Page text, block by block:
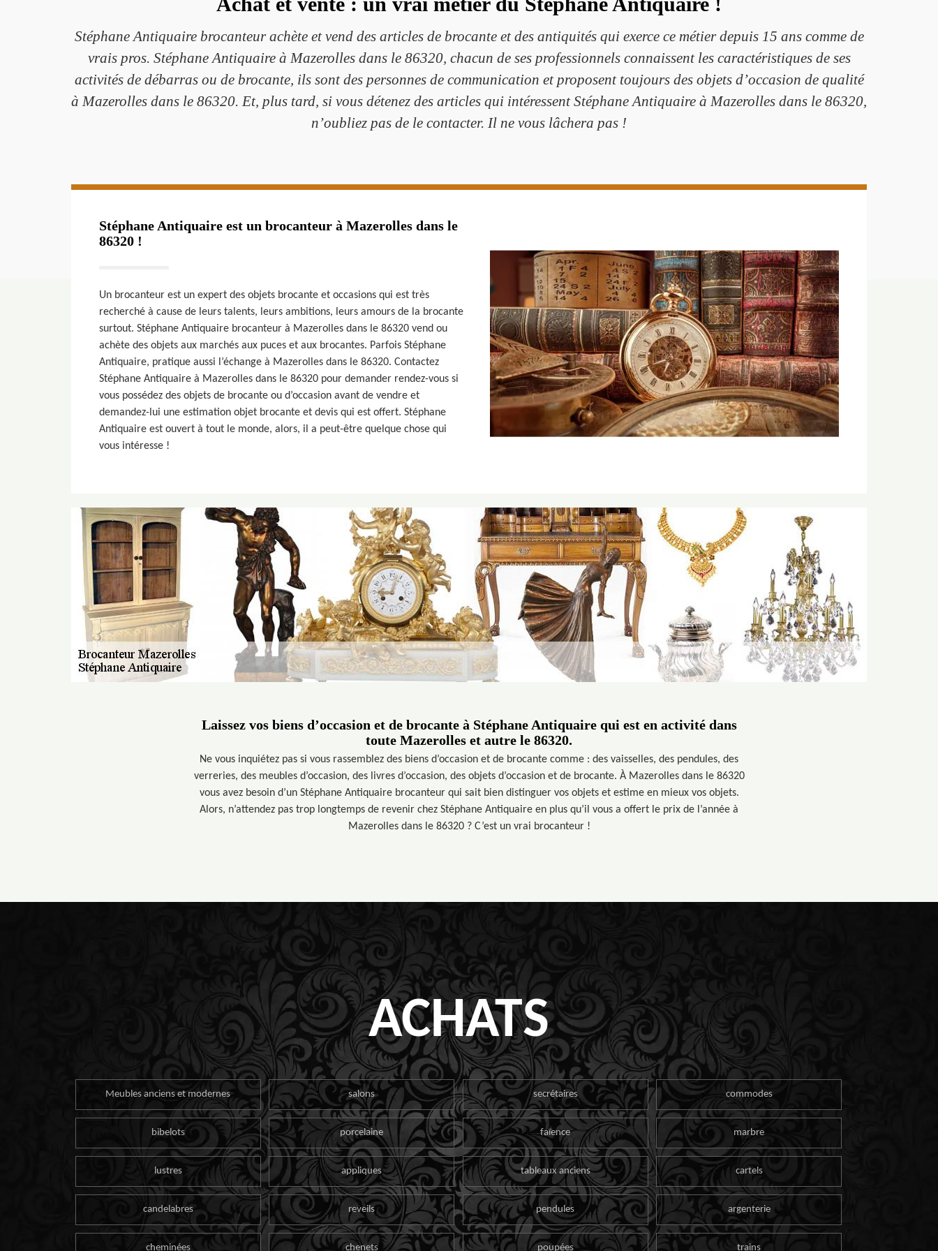
Stéphane Antiquaire brocanteur achète et vend des articles de brocante et des antiquités qui exerce ce métier depuis 15 ans comme de
vrais pros. Stéphane Antiquaire à Mazerolles dans le 86320, chacun de ses professionnels connaissent les caractéristiques de ses
activités de débarras ou de brocante, ils sont des personnes de communication et proposent toujours des objets d’occasion de qualité
à Mazerolles dans le 86320. Et, plus tard, si vous détenez des articles qui intéressent Stéphane Antiquaire à Mazerolles dans le 86320,
n’oubliez pas de le contacter. Il ne vous lâchera pas !
Stéphane Antiquaire est un brocanteur à Mazerolles dans le
86320 !
Un brocanteur est un expert des objets brocante et occasions qui est très
recherché à cause de leurs talents, leurs ambitions, leurs amours de la brocante
surtout. Stéphane Antiquaire brocanteur à Mazerolles dans le 86320 vend ou
achète des objets aux marchés aux puces et aux brocantes. Parfois Stéphane
Antiquaire, pratique aussi l’échange à Mazerolles dans le 86320. Contactez
Stéphane Antiquaire à Mazerolles dans le 86320 pour demander rendez-vous si
vous possédez des objets de brocante ou d’occasion avant de vendre et
demandez-lui une estimation objet brocante et devis qui est offert. Stéphane
Antiquaire est ouvert à tout le monde, alors, il a peut-être quelque chose qui
vous intéresse !
Laissez vos biens d’occasion et de brocante à Stéphane Antiquaire qui est en activité dans
toute Mazerolles et autre le 86320.
Ne vous inquiétez pas si vous rassemblez des biens d’occasion et de brocante comme : des vaisselles, des pendules, des
verreries, des meubles d’occasion, des livres d’occasion, des objets d’occasion et de brocante. À Mazerolles dans le 86320
vous avez besoin d’un Stéphane Antiquaire brocanteur qui sait bien distinguer vos objets et estime en mieux vos objets.
Alors, n’attendez pas trop longtemps de revenir chez Stéphane Antiquaire en plus qu’il vous a offert le prix de l’année à
Mazerolles dans le 86320 ? C’est un vrai brocanteur !
ACHATS
Meubles anciens et modernes salons secrétaires commodes
bibelots porcelaine faïence marbre
lustres appliques tableaux anciens cartels
candelabres reveils pendules argenterie
cheminées chenets poupées trains